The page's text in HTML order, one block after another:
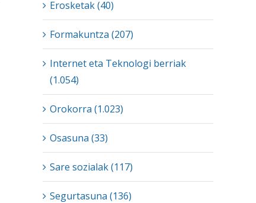
Erosketak (40)
Formakuntza (207)
Internet eta Teknologi berriak
(1.054)
Orokorra (1.023)
Osasuna (33)
Sare sozialak (117)
Segurtasuna (136)